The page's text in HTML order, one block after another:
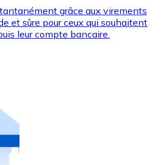
grâce aux virements
et sûre pour ceux qui souhaitent
leur compte bancaire.